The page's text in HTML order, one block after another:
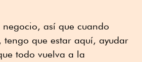
negocio, así que cuando
tengo que estar aquí, ayudar
todo vuelva a la